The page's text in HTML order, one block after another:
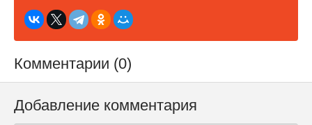
Комментарии (0)
Добавление комментария